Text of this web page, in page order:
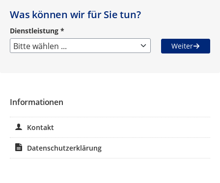
Was können wir für Sie tun?
Dienstleistung *
Weiter
Informationen
Kontakt
Datenschutzerklärung